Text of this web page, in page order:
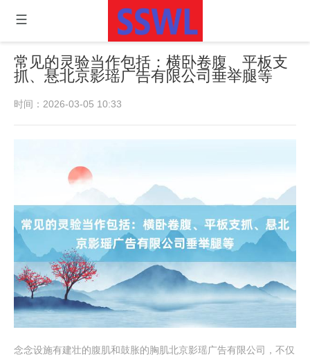
常见的灵验当作包括：横卧卷腹、平板支
抓、悬北京影瑶广告有限公司垂举腿等
时间：2026-03-05 10:33
念念设施有建壮的腹肌和鼓胀的胸肌北京影瑶广告有限公司，不仅